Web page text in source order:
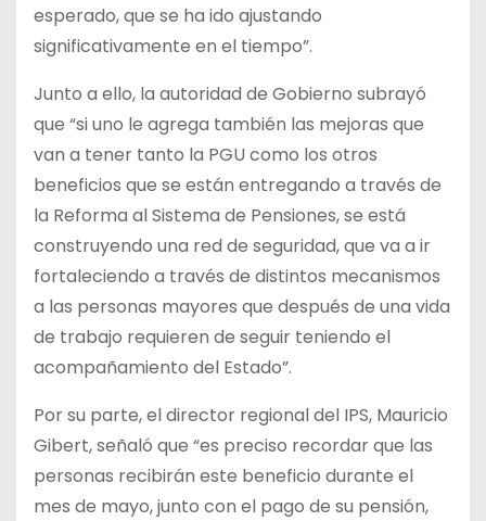
esperado, que se ha ido ajustando
significativamente en el tiempo”.
Junto a ello, la autoridad de Gobierno subrayó
que “si uno le agrega también las mejoras que
van a tener tanto la PGU como los otros
beneficios que se están entregando a través de
la Reforma al Sistema de Pensiones, se está
construyendo una red de seguridad, que va a ir
fortaleciendo a través de distintos mecanismos
a las personas mayores que después de una vida
de trabajo requieren de seguir teniendo el
acompañamiento del Estado”.
Por su parte, el director regional del IPS, Mauricio
Gibert, señaló que “es preciso recordar que las
personas recibirán este beneficio durante el
mes de mayo, junto con el pago de su pensión,